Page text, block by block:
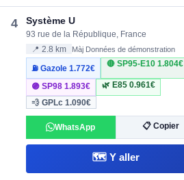
4 Système U
93 rue de la République, France
📍 2.8 km Màj Données de démonstration
⛽ Gazole1.772€
🔴 SP95-E10 1.804€
🟣 SP981.893€ 🌿 E85 0.961€
💨 GPLc1.090€
WhatsApp 📋 Copier
🗺️ Y aller